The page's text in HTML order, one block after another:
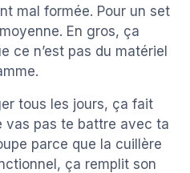
mal formée. Pour un set
En gros, ça
ce n’est pas du matériel
tous les jours, ça fait
vas pas te battre avec ta
parce que la cuillère
ça remplit son